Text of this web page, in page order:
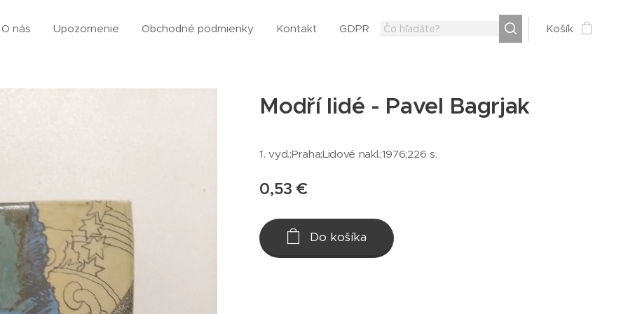
O nás Upozornenie Obchodné podmienky Kontakt GDPR Košík
Modří lidé - Pavel Bagrjak
1. vyd.;Praha;Lidové nakl.;1976;226 s.
0,53 €
Do košíka